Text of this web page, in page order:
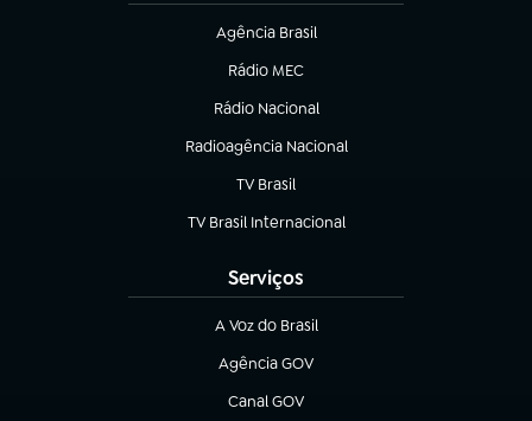
Agência Brasil
(abre em nova aba)
Rádio MEC
(abre em nova aba)
Rádio Nacional
Radioagência Nacional
(abre em nova aba)
TV Brasil
(abre em nova aba)
TV Brasil Internacional
(abre em nova aba)
Serviços
A Voz do Brasil
(abre em nova aba)
Agência GOV
(abre em nova aba)
Canal GOV
(abre em nova aba)